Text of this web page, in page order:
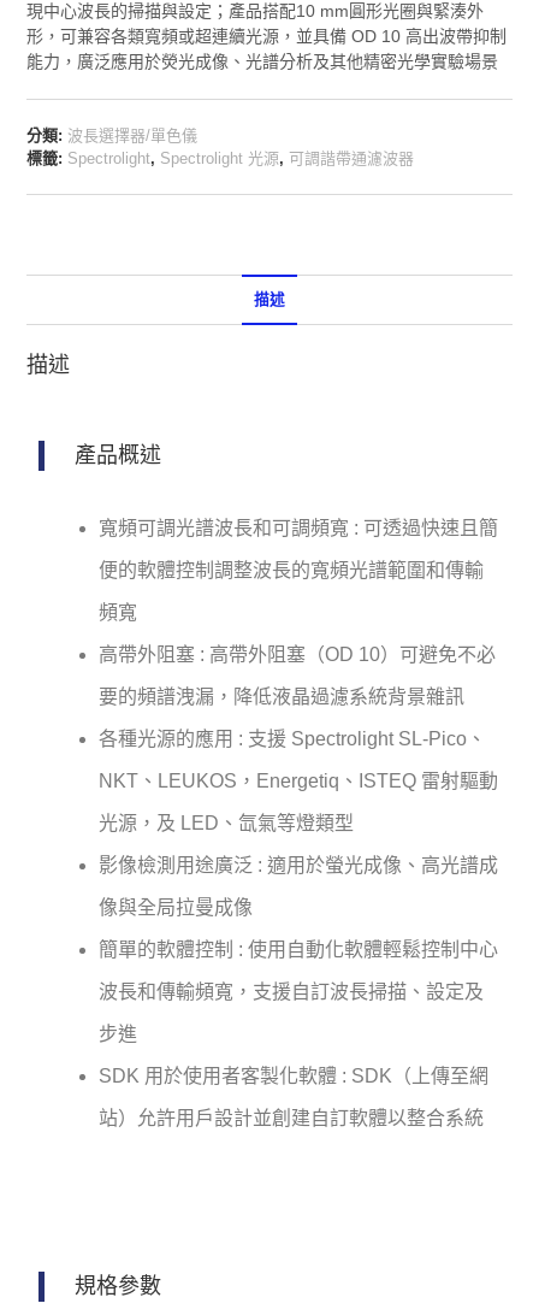
現中心波長的掃描與設定；產品搭配10 mm圓形光圈與緊湊外
形，可兼容各類寬頻或超連續光源，並具備 OD 10 高出波帶抑制
能力，廣泛應用於熒光成像、光譜分析及其他精密光學實驗場景
分類: 波長選擇器/單色儀
標籤: Spectrolight, Spectrolight 光源, 可調諧帶通濾波器
描述
描述
產品概述
寬頻可調光譜波長和可調頻寬 : 可透過快速且簡
便的軟體控制調整波長的寬頻光譜範圍和傳輸
頻寬
高帶外阻塞 : 高帶外阻塞（OD 10）可避免不必
要的頻譜洩漏，降低液晶過濾系統背景雜訊
各種光源的應用 : 支援 Spectrolight SL-Pico、
NKT、LEUKOS，Energetiq、ISTEQ 雷射驅動
光源，及 LED、氙氣等燈類型
影像檢測用途廣泛 : 適用於螢光成像、高光譜成
像與全局拉曼成像
簡單的軟體控制 : 使用自動化軟體輕鬆控制中心
波長和傳輸頻寬，支援自訂波長掃描、設定及
步進
SDK 用於使用者客製化軟體 : SDK（上傳至網
站）允許用戶設計並創建自訂軟體以整合系統
規格參數